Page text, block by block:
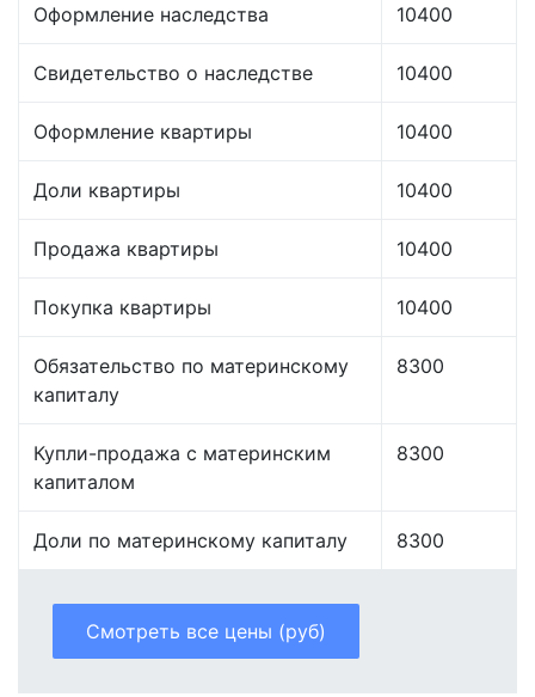
Оформление наследства 10400
Свидетельство о наследстве 10400
Оформление квартиры 10400
Доли квартиры 10400
Продажа квартиры 10400
Покупка квартиры 10400
Обязательство по материнскому
капиталу
8300
Купли-продажа с материнским
капиталом
8300
Доли по материнскому капиталу 8300
Смотреть все цены (руб)